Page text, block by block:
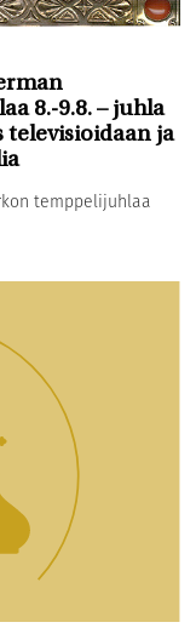
8.-9.8. – juhla
televisioidaan ja
temppelijuhlaa